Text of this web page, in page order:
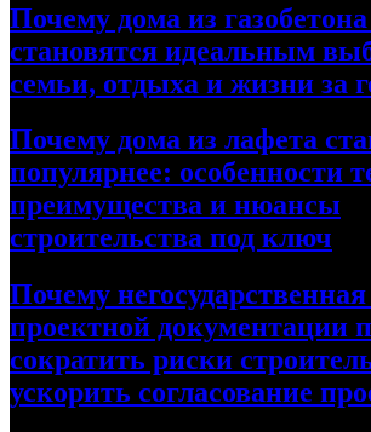
Почему дома из
становятся идеальным
семьи, отдыха и жизни за
Почему дома из лафета
популярнее: особенности
преимущества и нюансы
строительства под ключ
Почему негосударственная
проектной документации
сократить риски
ускорить согласование